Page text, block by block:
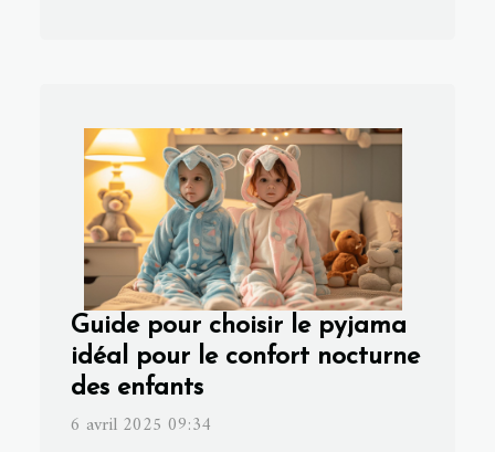
Guide pour choisir le pyjama
idéal pour le confort nocturne
des enfants
6 avril 2025 09:34